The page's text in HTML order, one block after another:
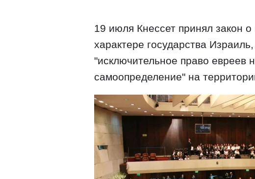
19 июля Кнессет принял закон
характере государства
"исключительное право евреев
самоопределение" на